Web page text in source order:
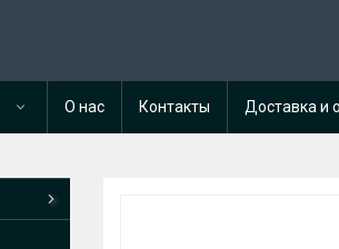
О нас Контакты Доставка и